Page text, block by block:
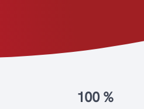
100 %